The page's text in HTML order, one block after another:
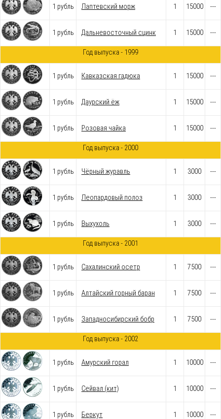
1 рубль Лаптевский морж 1 15000 ---
1 рубль Дальневосточный сцинк 1 15000 ---
Год выпуска - 1999
1 рубль Кавказская гадюка 1 15000 ---
1 рубль Даурский ёж 1 15000 ---
1 рубль Розовая чайка 1 15000 ---
Год выпуска - 2000
1 рубль Чёрный журавль 1 3000 ---
1 рубль Леопардовый полоз 1 3000 ---
1 рубль Выхухоль 1 3000 ---
Год выпуска - 2001
1 рубль Cахалинский осетр 1 7500 ---
1 рубль Алтайский горный баран 1 7500 ---
1 рубль Западносибирский бобр 1 7500 ---
Год выпуска - 2002
1 рубль Амурский горал 1 10000 ---
1 рубль Сейвал (кит) 1 10000 ---
1 рубль Беркут 1 10000 ---